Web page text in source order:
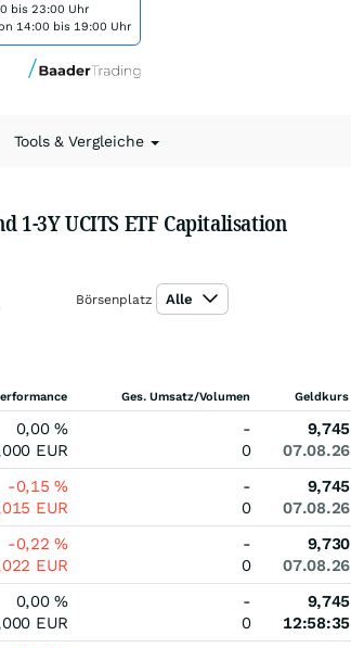
bis 23:00 Uhr
14:00 bis 19:00 Uhr
Tools & Vergleiche
1-3Y UCITS ETF Capitalisation
Börsenplatz Alle
Ges. Umsatz/Volumen Geldkurs
0,00%
EUR
-
0
9,745
07.08.26
-0,15%
EUR
-
0
9,745
07.08.26
-0,22%
EUR
-
0
9,730
07.08.26
0,00%
EUR
-
0
9,745
12:58:35